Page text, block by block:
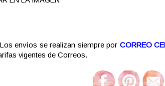
Los envíos se realizan siempre por CORREO
vigentes de Correos.